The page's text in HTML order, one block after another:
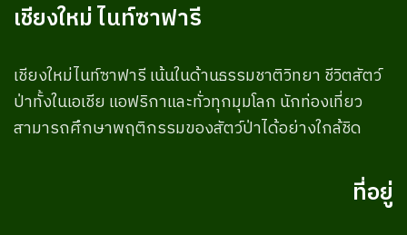
เชียงใหม่ ไนท์ซาฟารี
เชียงใหม่ไนท์ซาฟารี เน้นในด้านธรรมชาติวิทยา ชีวิตสัตว์
ป่าทั้งในเอเชีย แอฟริกาและทั่วทุกมุมโลก นักท่องเที่ยว
สามารถศึกษาพฤติกรรมของสัตว์ป่าได้อย่างใกล้ชิด
ที่อยู่